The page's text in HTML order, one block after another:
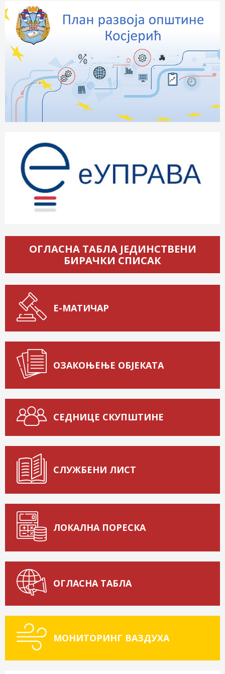
ОГЛАСНА ТАБЛА ЈЕДИНСТВЕНИ
БИРАЧКИ СПИСАК
Е-МАТИЧАР
ОЗАКОЊЕЊЕ ОБЈЕКАТА
СЕДНИЦЕ СКУПШТИНЕ
СЛУЖБЕНИ ЛИСТ
ЛОКАЛНА ПОРЕСКА
ОГЛАСНА ТАБЛА
МОНИТОРИНГ ВАЗДУХА